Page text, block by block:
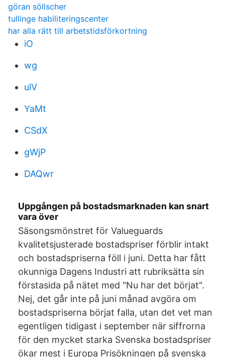
göran söllscher
tullinge habiliteringscenter
har alla rätt till arbetstidsförkortning
iO
wg
ulV
YaMt
CSdX
gWjP
DAQwr
Uppgången på bostadsmarknaden kan snart
vara över
Säsongsmönstret för Valueguards
kvalitetsjusterade bostadspriser förblir intakt
och bostadspriserna föll i juni. Detta har fått
okunniga Dagens Industri att rubriksätta sin
förstasida på nätet med "Nu har det börjat".
Nej, det går inte på juni månad avgöra om
bostadspriserna börjat falla, utan det vet man
egentligen tidigast i september när siffrorna
för den mycket starka Svenska bostadspriser
ökar mest i Europa Prisökningen på svenska